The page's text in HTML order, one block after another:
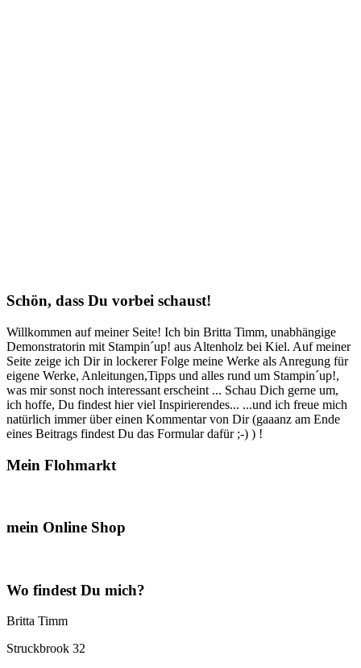
Schön, dass Du vorbei schaust!
Willkommen auf meiner Seite! Ich bin Britta Timm, unabhängige
Demonstratorin mit Stampin´up! aus Altenholz bei Kiel. Auf meiner
Seite zeige ich Dir in lockerer Folge meine Werke als Anregung für
eigene Werke, Anleitungen,Tipps und alles rund um Stampin´up!,
was mir sonst noch interessant erscheint ... Schau Dich gerne um,
ich hoffe, Du findest hier viel Inspirierendes... ...und ich freue mich
natürlich immer über einen Kommentar von Dir (gaaanz am Ende
eines Beitrags findest Du das Formular dafür ;-) ) !
Mein Flohmarkt
mein Online Shop
Wo findest Du mich?
Britta Timm
Struckbrook 32